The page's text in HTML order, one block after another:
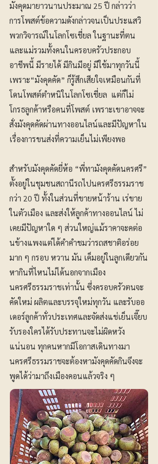
มังคุดมายาวนานประมาณ 25 ปี กล่าวว่า
การโพสต์ข้อความดังกล่าวจนเป็นประแสวิ
พวกวิจารณ์ในโลกโซเชี่ยล ในฐานะที่ตน
และแม่รวมทั้งคนในครอบครัวประกอบ
อาชีพนี้ มีรายได้ มีกินมีอยู่ มีใช้มาทุกวันนี้
เพราะ“มังคุดคัด” ก็รู้สึกเสียใจเหมือนกันที่
โดนโพสต์ตำหนิในโลกโซเชี่ยล แต่ก็ไม่
โกรธลูกค้าหรือคนที่โพสต์ เพราะเขาอาจจะ
สั่งมังคุดคัดผ่านทางออนไลน์และมีปัญหาใน
เรื่องการขนส่งที่ความเย็นไม่เพียงพอ
สำหรับมังคุดคัดยี่ห้อ “พี่ทามังคุดคัดนครศรี”
ตั้งอยู่ในชุมชนสถานีรถไปนครศรีธรรมราช
กว่า 20 ปี ทั้งในส่วนที่ขายหน้าร้าน เร่ขาย
ในตัวเมือง และส่งให้ลูกค้าทางออนไลน์ ไม่
เคยมีปัญหาใด ๆ ส่วนใหญ่แม้ราคาจะคต่อ
นข้างแพงแต่ได้คำคำชมว่ารถสชาติอร่อย
มาก ๆ กรอบ หวาน มัน เค็มอยู่ในลูกเดียวกัน
หากินที่ไหนไม่ได้นอกจากเมือง
นครศรีธรรมราชเท่านั้น ซึ่งครอบครัวตนจะ
คัดใหม่ ผลิตและบรรจุใหม่ทุกวัน และรับออ
เดอร์ลูกค้าทั่วประเทศและจัดส่งแช่เย็นเจี๊ยบ
รับรองใครได้รับประทานจะไม่ผิดหวัง
แน่นอน ทุกคนหากมีโอกาสเดินทางมา
นครศรีธรรมราชจะต้องหามังคุดคัดกินจึงจะ
พูดได้ว่ามาถึงเมืองคอนแล้วจริง ๆ